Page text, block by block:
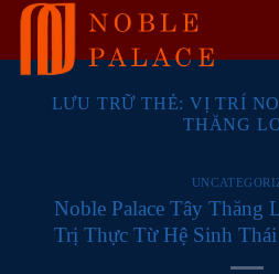
Chuyển
LƯU TRỮ THẺ: VỊ TRÍ
THĂNG
Noble Palace Tây Thăng
Trị Thực Từ Hệ Sinh